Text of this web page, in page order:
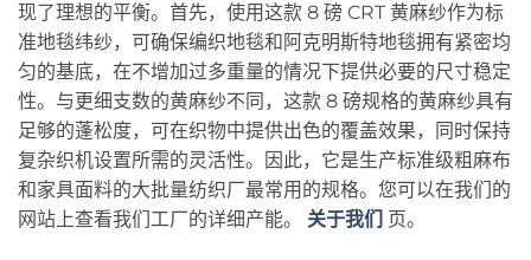
现了理想的平衡。首先，使用这款 8 磅 CRT 黄麻纱作为标
准地毯纬纱，可确保编织地毯和阿克明斯特地毯拥有紧密均
匀的基底，在不增加过多重量的情况下提供必要的尺寸稳定
性。与更细支数的黄麻纱不同，这款 8 磅规格的黄麻纱具有
足够的蓬松度，可在织物中提供出色的覆盖效果，同时保持
复杂织机设置所需的灵活性。因此，它是生产标准级粗麻布
和家具面料的大批量纺织厂最常用的规格。您可以在我们的
网站上查看我们工厂的详细产能。 关于我们 页。